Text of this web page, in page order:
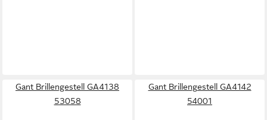
Gant Brillengestell GA4138
53058
Gant Brillengestell GA4142
54001